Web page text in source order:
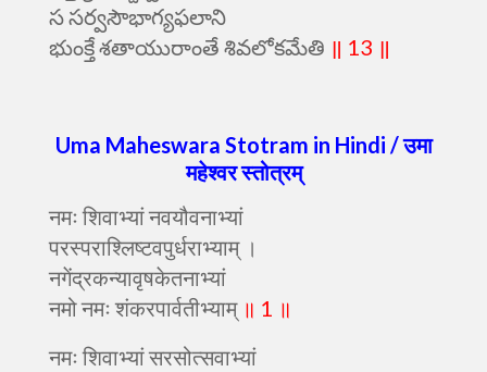
స సర్వసౌభాగ్యఫలాని
భుంక్తే శతాయురాంతే శివలోకమేతి ॥ 13 ॥
Uma Maheswara Stotram in Hindi /उमा
महेश्वर स्तोत्रम्
नमः शिवाभ्यां नवयौवनाभ्यां
परस्पराश्लिष्टवपुर्धराभ्याम् ।
नगेंद्रकन्यावृषकेतनाभ्यां
नमो नमः शंकरपार्वतीभ्याम् ॥ 1 ॥
नमः शिवाभ्यां सरसोत्सवाभ्यां